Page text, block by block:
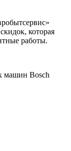
которая
работы.
машин Bosch